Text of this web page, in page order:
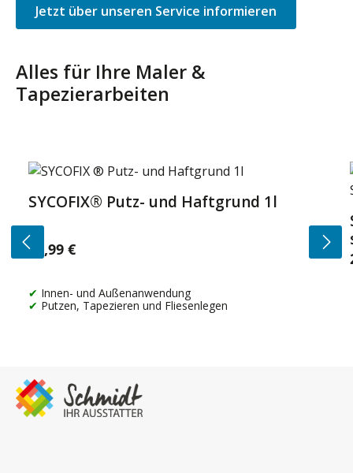
Jetzt über unseren Service informieren
Alles für Ihre Maler &
Tapezierarbeiten
Produktgalerie überspringen
SYCOFIX® Putz- und Haftgrund 1l
Regulärer Preis:
14,99 €
Innen- und Außenanwendung
Putzen, Tapezieren und Fliesenlegen